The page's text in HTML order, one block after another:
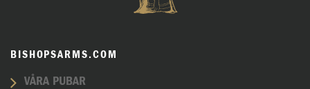
BISHOPSARMS.COM
VÅRA PUBAR